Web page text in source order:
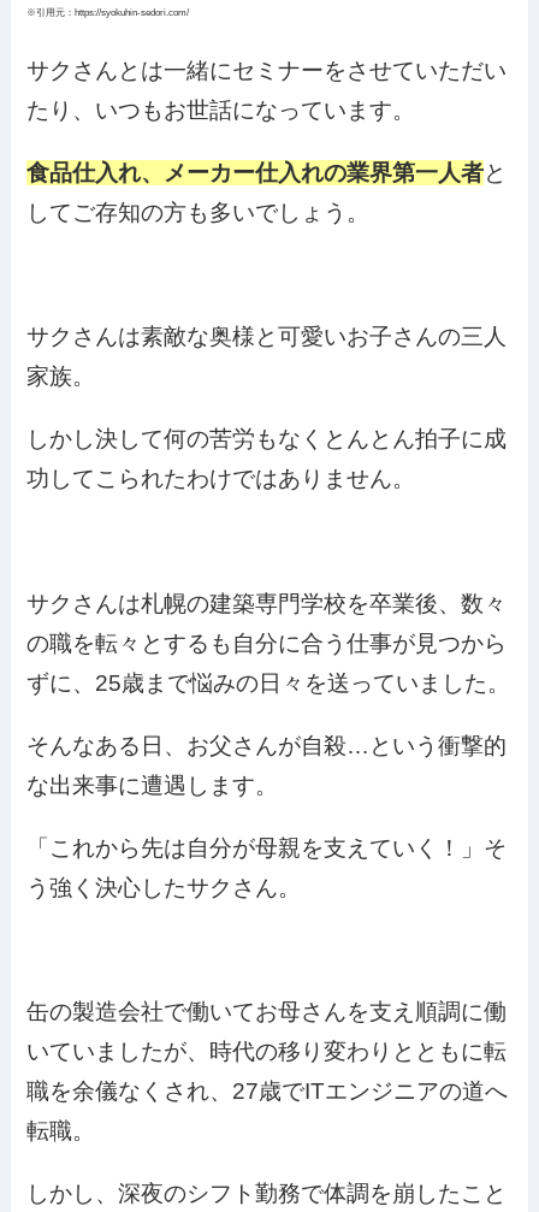
※引用元：https://syokuhin-sedori.com/
サクさんとは一緒にセミナーをさせていただい
たり、いつもお世話になっています。
食品仕入れ、メーカー仕入れの業界第一人者と
してご存知の方も多いでしょう。
サクさんは素敵な奥様と可愛いお子さんの三人
家族。
しかし決して何の苦労もなくとんとん拍子に成
功してこられたわけではありません。
サクさんは札幌の建築専門学校を卒業後、数々
の職を転々とするも自分に合う仕事が見つから
ずに、25歳まで悩みの日々を送っていました。
そんなある日、お父さんが自殺…という衝撃的
な出来事に遭遇します。
「これから先は自分が母親を支えていく！」そ
う強く決心したサクさん。
缶の製造会社で働いてお母さんを支え順調に働
いていましたが、時代の移り変わりとともに転
職を余儀なくされ、27歳でITエンジニアの道へ
転職。
しかし、深夜のシフト勤務で体調を崩したこと